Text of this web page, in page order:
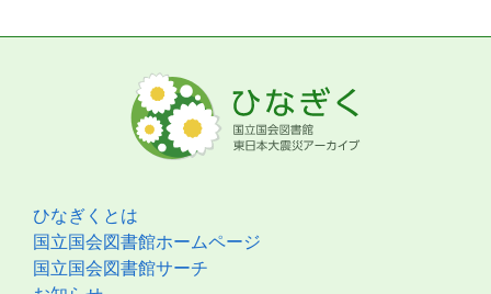
ひなぎくとは
国立国会図書館ホームページ
国立国会図書館サーチ